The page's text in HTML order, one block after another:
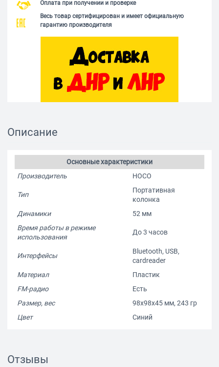
Оплата при получении и проверке
Весь товар сертифицирован и имеет официальную
гарантию производителя
Описание
Основные характеристики
Производитель
HOCO
Тип
Портативная
колонка
Динамики
52 мм
Время работы в режиме
использования
До 3 часов
Интерфейсы
Bluetooth, USB,
cardreader
Материал
Пластик
FM-радио
Есть
Размер, вес
98x98x45 мм, 243 гр
Цвет
Синий
Отзывы